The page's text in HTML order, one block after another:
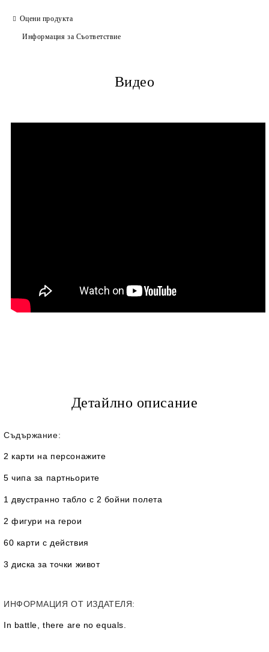
Оцени продукта
Информация за Съответствие
Видео
Детайлно описание
Съдържание:
2 карти на персонажите
5 чипа за партньорите
1 двустранно табло с 2 бойни полета
2 фигури на герои
60 карти с действия
3 диска за точки живот
ИНФОРМАЦИЯ ОТ ИЗДАТЕЛЯ:
In battle, there are no equals.